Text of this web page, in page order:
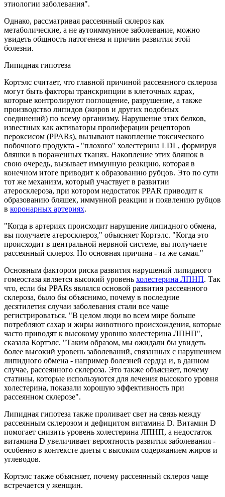
этиологии заболевания".
Однако, рассматривая рассеянный склероз как
метаболические, а не аутоиммунное заболевание, можно
увидеть общность патогенеза и причин развития этой
болезни.
Липидная гипотеза
Кортэлс считает, что главной причиной рассеянного склероза
могут быть факторы транскрипции в клеточных ядрах,
которые контролируют поглощение, разрушение, а также
производство липидов (жиров и других подобных
соединений) по всему организму. Нарушение этих белков,
известных как активаторы пролиферации рецепторов
пероксисом (PPARs), вызывают накопление токсического
побочного продукта - "плохого" холестерина LDL, формируя
бляшки в пораженных тканях. Накопление этих бляшок в
свою очередь, вызывает иммунную реакцию, которая в
конечном итоге приводит к образованию рубцов. Это по сути
тот же механизм, который участвует в развитии
атеросклероза, при котором недостаток PPAR приводит к
образованию бляшек, иммунной реакции и появлению рубцов
в коронарных артериях.
"Когда в артериях происходит нарушение липидного обмена,
вы получаете атеросклероз," объясняет Кортэлс. "Когда это
происходит в центральной нервной системе, вы получаете
рассеянный склероз. Но основная причина - та же самая."
Основным фактором риска развития нарушений липидного
гомеостаза является высокий уровень холестерина ЛПНП. Так
что, если бы PPARs являлся основой развития рассеянного
склероза, было бы объяснимо, почему в последние
десятилетия случаи заболевания стали все чаще
регистрироваться. "В целом люди во всем мире больше
потребляют сахар и жиры животного происхождения, которые
часто приводят к высокому уровню холестерина ЛПНП",
сказала Кортэлс. "Таким образом, мы ожидали бы увидеть
более высокий уровень заболеваний, связанных с нарушением
липидного обмена - например болезней сердца и, в данном
случае, рассеянного склероза. Это также объясняет, почему
статины, которые используются для лечения высокого уровня
холестерина, показали хорошую эффективность при
рассеянном склерозе".
Липидная гипотеза также проливает свет на связь между
рассеянным склерозом и дефицитом витамина D. Витамин D
помогает снизить уровень холестерина ЛПНП, а недостаток
витамина D увеличивает вероятность развития заболевания -
особенно в контексте диеты с высоким содержанием жиров и
углеводов.
Кортэлс также объясняет, почему рассеянный склероз чаще
встречается у женщин.